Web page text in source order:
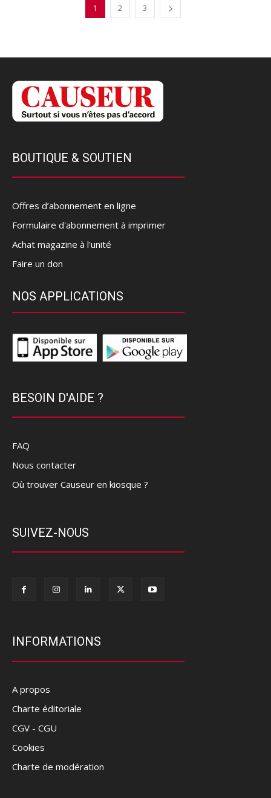
1 2 3
BOUTIQUE & SOUTIEN
Offres d’abonnement en ligne
Formulaire d'abonnement à imprimer
Achat magazine à l'unité
Faire un don
NOS APPLICATIONS
BESOIN D'AIDE ?
FAQ
Nous contacter
Où trouver Causeur en kiosque ?
SUIVEZ-NOUS
INFORMATIONS
A propos
Charte éditoriale
CGV - CGU
Cookies
Charte de modération